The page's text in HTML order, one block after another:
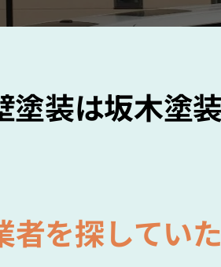
塗装は坂木塗
者を探していた